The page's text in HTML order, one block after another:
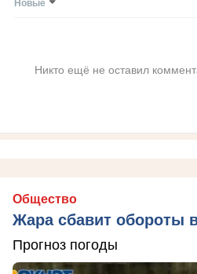
Никто ещё не оставил
Общество
Жара сбавит обороты
Прогноз погоды